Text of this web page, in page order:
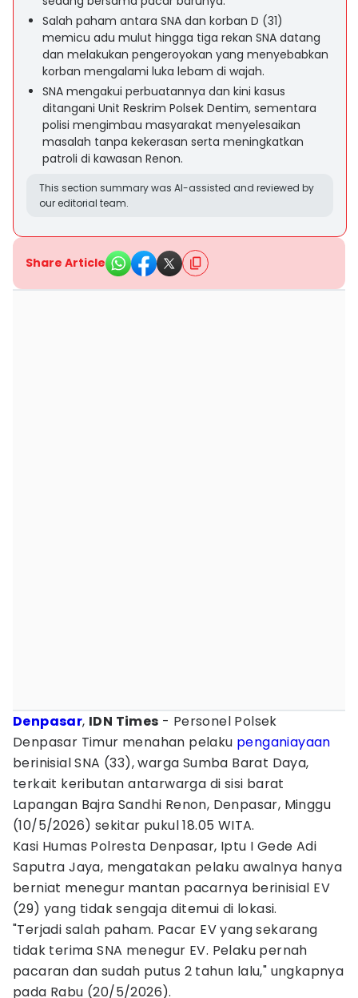
Salah paham antara SNA dan korban D (31)
memicu adu mulut hingga tiga rekan SNA datang
dan melakukan pengeroyokan yang menyebabkan
korban mengalami luka lebam di wajah.
SNA mengakui perbuatannya dan kini kasus
ditangani Unit Reskrim Polsek Dentim, sementara
polisi mengimbau masyarakat menyelesaikan
masalah tanpa kekerasan serta meningkatkan
patroli di kawasan Renon.
This section summary was AI-assisted and reviewed by
our editorial team.
Share Article
Denpasar, IDN Times - Personel Polsek
Denpasar Timur menahan pelaku penganiayaan
berinisial SNA (33), warga Sumba Barat Daya,
terkait keributan antarwarga di sisi barat
Lapangan Bajra Sandhi Renon, Denpasar, Minggu
(10/5/2026) sekitar pukul 18.05 WITA.
Kasi Humas Polresta Denpasar, Iptu I Gede Adi
Saputra Jaya, mengatakan pelaku awalnya hanya
berniat menegur mantan pacarnya berinisial EV
(29) yang tidak sengaja ditemui di lokasi.
"Terjadi salah paham. Pacar EV yang sekarang
tidak terima SNA menegur EV. Pelaku pernah
pacaran dan sudah putus 2 tahun lalu," ungkapnya
pada Rabu (20/5/2026).